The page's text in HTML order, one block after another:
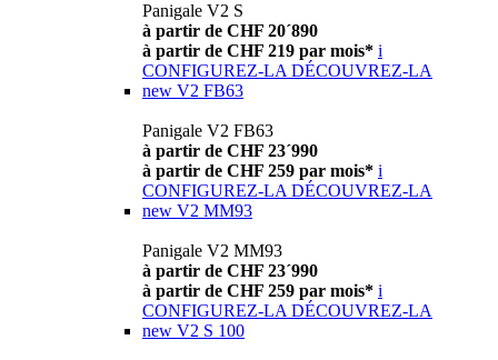
Panigale V2 S
à partir de CHF 20´890
à partir de CHF 219 par mois* i
CONFIGUREZ-LA DÉCOUVREZ-LA
new V2 FB63
Panigale V2 FB63
à partir de CHF 23´990
à partir de CHF 259 par mois* i
CONFIGUREZ-LA DÉCOUVREZ-LA
new V2 MM93
Panigale V2 MM93
à partir de CHF 23´990
à partir de CHF 259 par mois* i
CONFIGUREZ-LA DÉCOUVREZ-LA
new V2 S 100